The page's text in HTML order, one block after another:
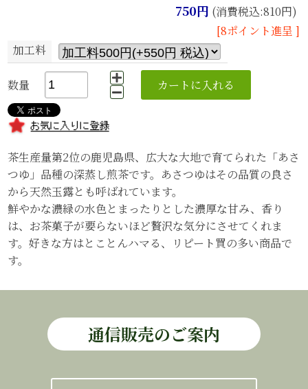
750円 (消費税込:810円)
[8ポイント進呈 ]
加工料
数量
茶生産量第2位の鹿児島県、広大な大地で育てられた「あさ
つゆ」品種の深蒸し煎茶です。あさつゆはその品質の良さ
から天然玉露とも呼ばれています。
鮮やかな濃緑の水色とまったりとした濃厚な甘み、香り
は、お茶菓子が要らないほど贅沢な気分にさせてくれま
す。好きな方はとことんハマる、リピート買の多い商品で
す。
通信販売のご案内